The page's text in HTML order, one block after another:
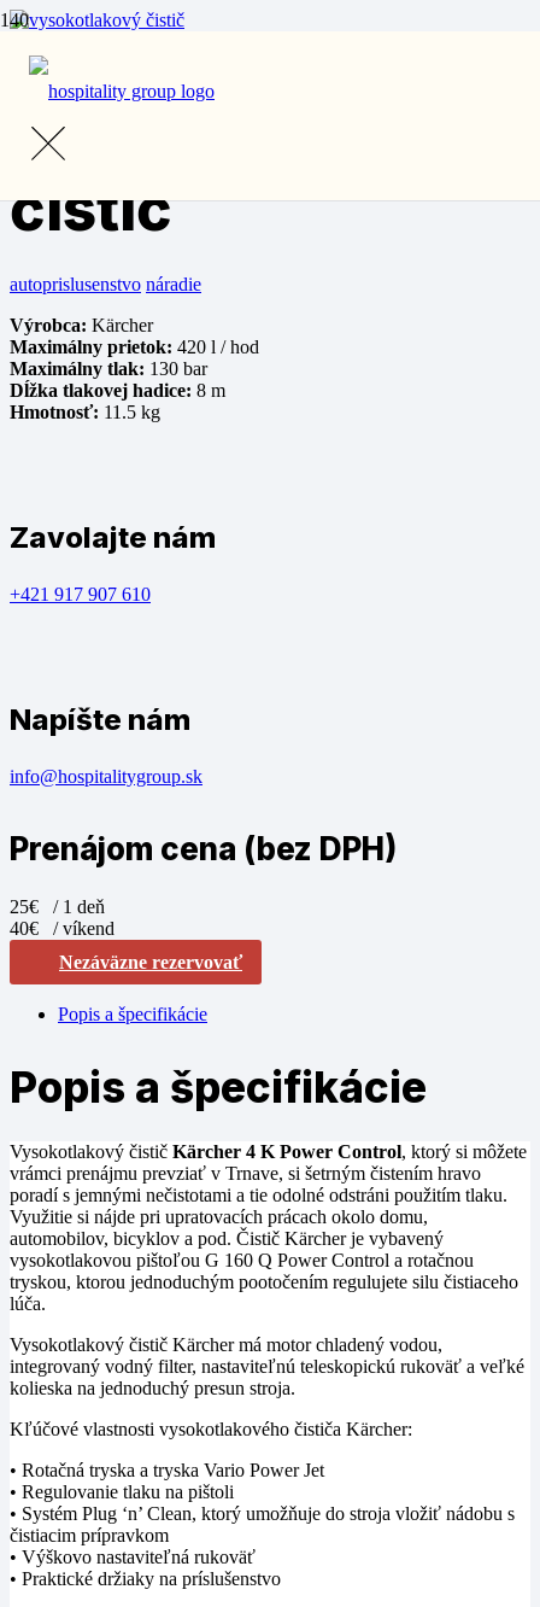
Vysokotlakový
čistič
autoprislusenstvo náradie
Výrobca: Kärcher
Maximálny prietok: 420 l / hod
Maximálny tlak: 130 bar
Dĺžka tlakovej hadice: 8 m
Hmotnosť: 11.5 kg
Zavolajte nám
+421 917 907 610
Napíšte nám
info@hospitalitygroup.sk
Prenájom cena (bez DPH)
25€ / 1 deň
40€ / víkend
Nezáväzne rezervovať
Popis a špecifikácie
Popis a špecifikácie
Vysokotlakový čistič Kärcher 4 K Power Control, ktorý si môžete
vrámci prenájmu prevziať v Trnave, si šetrným čistením hravo
poradí s jemnými nečistotami a tie odolné odstráni použitím tlaku.
Využitie si nájde pri upratovacích prácach okolo domu,
automobilov, bicyklov a pod. Čistič Kärcher je vybavený
vysokotlakovou pištoľou G 160 Q Power Control a rotačnou
tryskou, ktorou jednoduchým pootočením regulujete silu čistiaceho
lúča.
Vysokotlakový čistič Kärcher má motor chladený vodou,
integrovaný vodný filter, nastaviteľnú teleskopickú rukoväť a veľké
kolieska na jednoduchý presun stroja.
Kľúčové vlastnosti vysokotlakového čističa Kärcher:
• Rotačná tryska a tryska Vario Power Jet
• Regulovanie tlaku na pištoli
• Systém Plug ‘n’ Clean, ktorý umožňuje do stroja vložiť nádobu s
čistiacim prípravkom
• Výškovo nastaviteľná rukoväť
• Praktické držiaky na príslušenstvo